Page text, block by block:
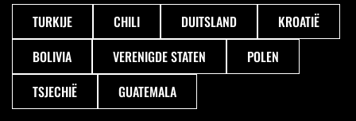
TURKIJE CHILI DUITSLAND
KROATIË
BOLIVIA
VERENIGDE STATEN
POLEN
TSJECHIË
GUATEMALA